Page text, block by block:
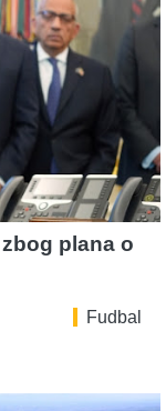
plana o
Fudbal